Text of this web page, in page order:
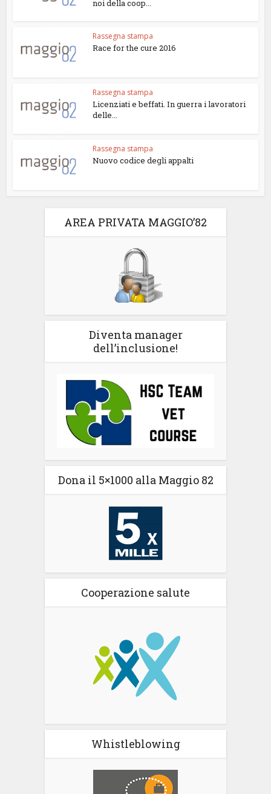
noi della coop...
Rassegna stampa
Race for the cure 2016
Rassegna stampa
Licenziati e beffati. In guerra i lavoratori
delle...
Rassegna stampa
Nuovo codice degli appalti
AREA PRIVATA MAGGIO’82
Diventa manager
dell’inclusione!
Dona il 5×1000 alla Maggio 82
Cooperazione salute
Whistleblowing